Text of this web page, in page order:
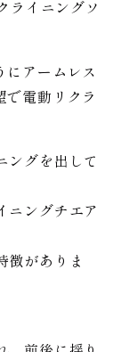
ライニングソ
アームレス
で電動リクラ
ングを出して
ニングチエア
徴がありま